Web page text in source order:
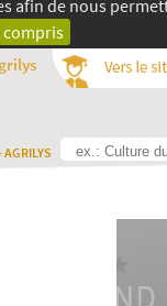
afin de nous
AGRILYS